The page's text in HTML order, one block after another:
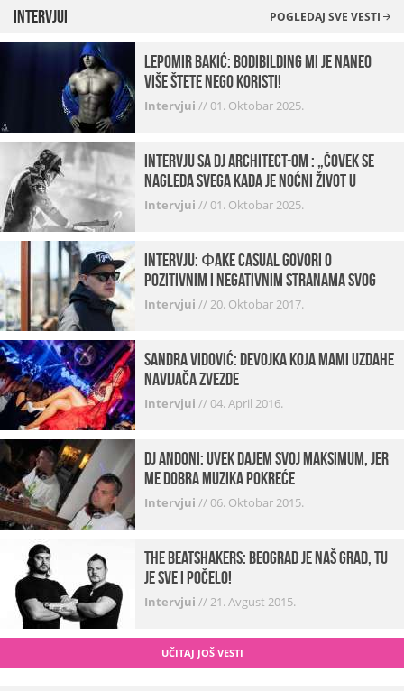
Intervjui POGLEDAJ SVE VESTI
Lepomir Bakić: Bodibilding mi je naneo
više štete nego koristi!
Intervjui //01. Oktobar 2025.
Intervju sa DJ Architect-om : „Čovek se
nagleda svega kada je noćni život u
pitanju. U klubovima najmanje vidim
Intervjui //01. Oktobar 2025.
INTERVJU: Фake Casual govori o
pozitivnim i negativnim stranama svog
posla, počecima, omiljenim mestima …
Intervjui //20. Oktobar 2017.
Sandra Vidović: devojka koja mami uzdahe
navijača Zvezde
Intervjui //04. April 2016.
Dj Andoni: Uvek dajem svoj maksimum, jer
me dobra muzika pokreće
Intervjui //06. Oktobar 2015.
The Beatshakers: Beograd je naš grad, tu
je sve i počelo!
Intervjui //21. Avgust 2015.
UČITAJ JOŠ VESTI